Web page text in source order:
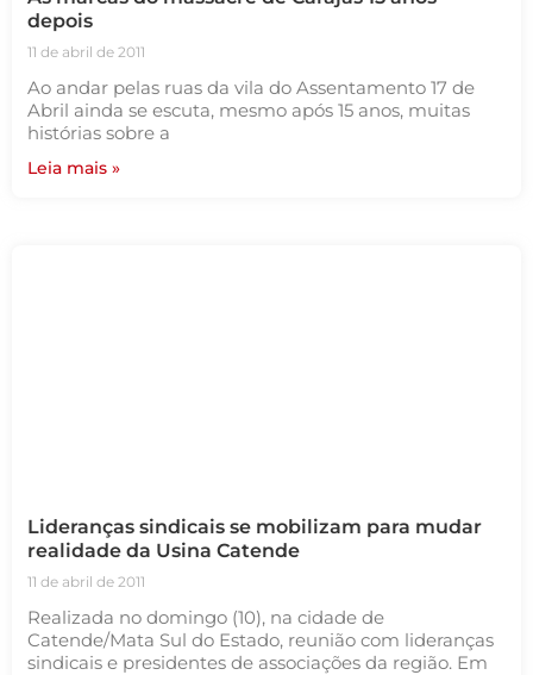
depois
11 de abril de 2011
Ao andar pelas ruas da vila do Assentamento 17 de
Abril ainda se escuta, mesmo após 15 anos, muitas
histórias sobre a
Leia mais »
Lideranças sindicais se mobilizam para mudar
realidade da Usina Catende
11 de abril de 2011
Realizada no domingo (10), na cidade de
Catende/Mata Sul do Estado, reunião com lideranças
sindicais e presidentes de associações da região. Em